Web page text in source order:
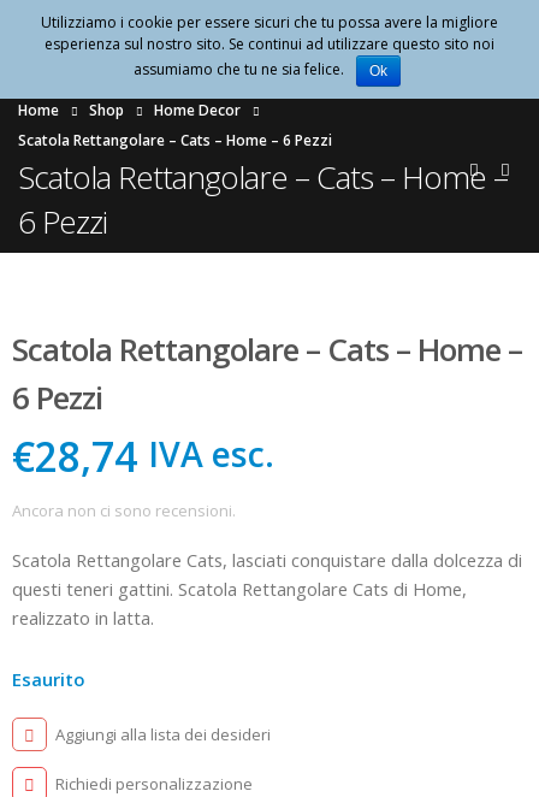
Home Shop
Home Decor
Scatola Rettangolare – Cats – Home – 6 Pezzi
Scatola Rettangolare – Cats – Home –
6 Pezzi
Scatola Rettangolare – Cats – Home –
6 Pezzi
€28,74 IVA esc.
Ancora non ci sono recensioni.
Scatola Rettangolare Cats, lasciati conquistare dalla dolcezza di
questi teneri gattini. Scatola Rettangolare Cats di Home,
realizzato in latta.
Esaurito
Aggiungi alla lista dei desideri
Richiedi personalizzazione
Utilizziamo i cookie per essere sicuri che tu possa avere la migliore
esperienza sul nostro sito. Se continui ad utilizzare questo sito noi
assumiamo che tu ne sia felice.
Ok